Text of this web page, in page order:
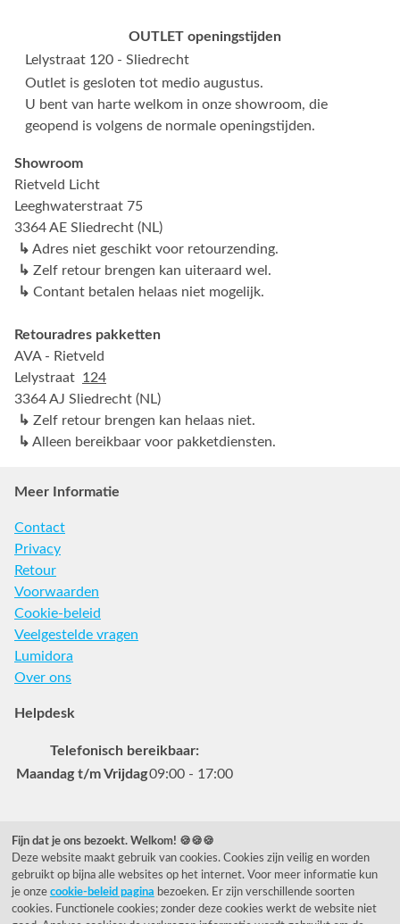
OUTLET openingstijden
Lelystraat 120 - Sliedrecht
Outlet is gesloten tot medio augustus.
U bent van harte welkom in onze showroom, die
geopend is volgens de normale openingstijden.
Showroom
Rietveld Licht
Leeghwaterstraat 75
3364 AE Sliedrecht (NL)
↳ Adres niet geschikt voor retourzending.
↳ Zelf retour brengen kan uiteraard wel.
↳ Contant betalen helaas niet mogelijk.
Retouradres pakketten
AVA - Rietveld
Lelystraat 124
3364 AJ Sliedrecht (NL)
↳ Zelf retour brengen kan helaas niet.
↳ Alleen bereikbaar voor pakketdiensten.
Meer Informatie
Contact
Privacy
Retour
Voorwaarden
Cookie-beleid
Veelgestelde vragen
Lumidora
Over ons
Helpdesk
Telefonisch bereikbaar:
Maandag t/m Vrijdag09:00 - 17:00
Veelgestelde vragen
0031 78 615 44 15
helpdesk@rietveldlicht.nl
Facebook InstagramPinterest
Fijn dat je ons bezoekt. Welkom! 🍪🍪🍪
Deze website maakt gebruik van cookies. Cookies zijn veilig en worden
gebruikt op bijna alle websites op het internet. Voor meer informatie kun
je onze cookie-beleid pagina bezoeken. Er zijn verschillende soorten
cookies. Functionele cookies; zonder deze cookies werkt de website niet